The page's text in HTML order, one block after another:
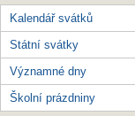
Kalendář svátků
Státní svátky
Významné dny
Školní prázdniny